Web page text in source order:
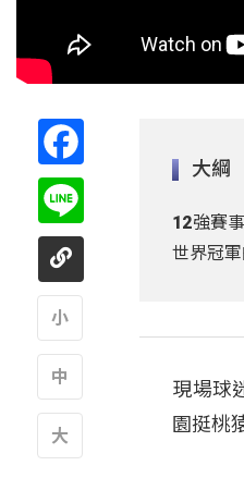
大綱
12強賽
世界冠
現場球
園挺桃